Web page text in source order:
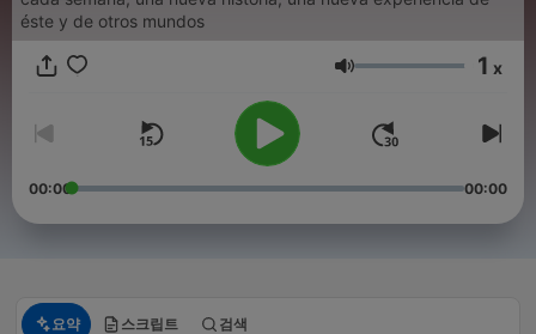
éste y de otros mundos
음량 1 x
00:00 00:00
요약 스크립트 검색